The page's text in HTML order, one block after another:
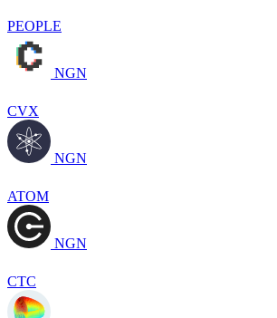
PEOPLE
NGN
CVX
NGN
ATOM
NGN
CTC